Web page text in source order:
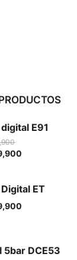
E91
ET
5bar DCE53